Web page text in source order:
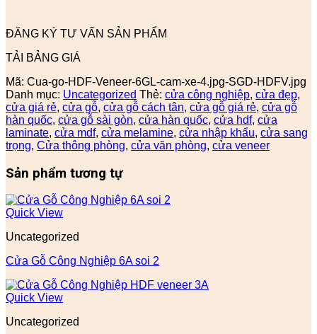
ĐĂNG KÝ TƯ VẤN SẢN PHẨM
TẢI BẢNG GIÁ
Mã: Cua-go-HDF-Veneer-6GL-cam-xe-4.jpg-SGD-HDFV.jpg
Danh mục: Uncategorized Thẻ: cửa công nghiệp, cửa đẹp,
cửa giá rẻ, cửa gỗ, cửa gỗ cách tân, cửa gỗ giá rẻ, cửa gỗ
hàn quốc, cửa gỗ sài gòn, cửa hàn quốc, cửa hdf, cửa
laminate, cửa mdf, cửa melamine, cửa nhập khẩu, cửa sang
trọng, Cửa thông phòng, cửa văn phòng, cửa veneer
Sản phẩm tương tự
Quick View
Uncategorized
Cửa Gỗ Công Nghiệp 6A soi 2
Quick View
Uncategorized